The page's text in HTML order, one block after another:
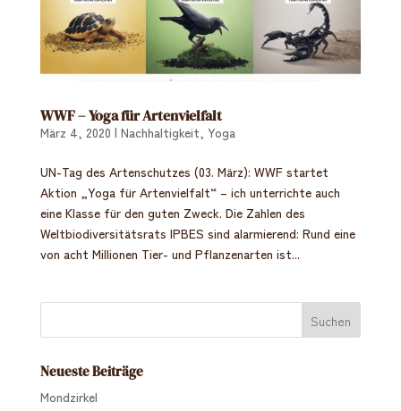
WWF – Yoga für Artenvielfalt
März 4, 2020 | Nachhaltigkeit, Yoga
UN-Tag des Artenschutzes (03. März): WWF startet
Aktion „Yoga für Artenvielfalt“ – ich unterrichte auch
eine Klasse für den guten Zweck. Die Zahlen des
Weltbiodiversitätsrats IPBES sind alarmierend: Rund eine
von acht Millionen Tier- und Pflanzenarten ist...
Neueste Beiträge
Mondzirkel